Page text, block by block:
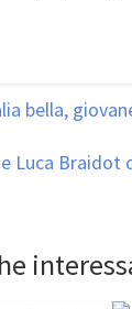
bella,
Luca Braidot